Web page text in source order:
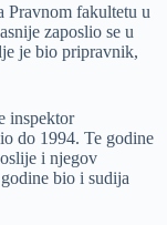
Pravnom fakultetu u
zaposlio se u
je bio pripravnik,
inspektor
do 1994. Te godine
i njegov
bio i sudija